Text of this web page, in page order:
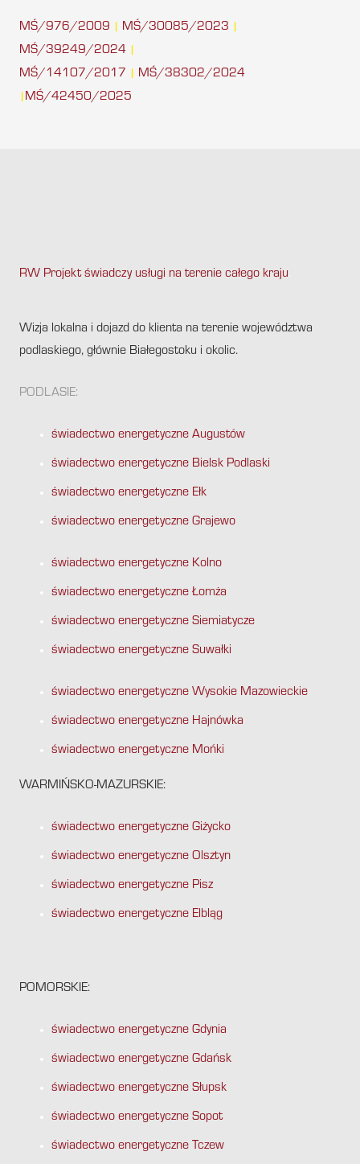
MŚ/976/2009 MŚ/30085/2023
MŚ/39249/2024
MŚ/14107/2017 MŚ/38302/2024
MŚ/42450/2025
RW Projekt świadczy usługi na terenie całego kraju
Wizja lokalna i dojazd do klienta na terenie województwa
podlaskiego, głównie Białegostoku i okolic.
PODLASIE:
świadectwo energetyczne Augustów
świadectwo energetyczne Bielsk Podlaski
świadectwo energetyczne Ełk
świadectwo energetyczne Grajewo
świadectwo energetyczne Kolno
świadectwo energetyczne Łomża
świadectwo energetyczne Siemiatycze
świadectwo energetyczne Suwałki
świadectwo energetyczne Wysokie Mazowieckie
świadectwo energetyczne Hajnówka
świadectwo energetyczne Mońki
WARMIŃSKO-MAZURSKIE:
świadectwo energetyczne Giżycko
świadectwo energetyczne Olsztyn
świadectwo energetyczne Pisz
świadectwo energetyczne Elbląg
POMORSKIE:
świadectwo energetyczne Gdynia
świadectwo energetyczne Gdańsk
świadectwo energetyczne Słupsk
świadectwo energetyczne Sopot
świadectwo energetyczne Tczew